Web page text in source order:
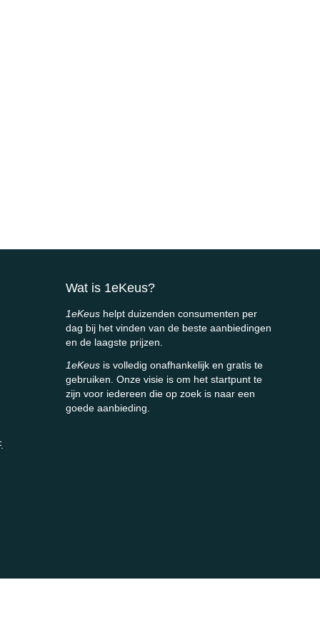
Wat is 1eKeus?
1eKeus helpt duizenden consumenten per
dag bij het vinden van de beste aanbiedingen
en de laagste prijzen.
1eKeus is volledig onafhankelijk en gratis te
gebruiken. Onze visie is om het startpunt te
zijn voor iedereen die op zoek is naar een
goede aanbieding.